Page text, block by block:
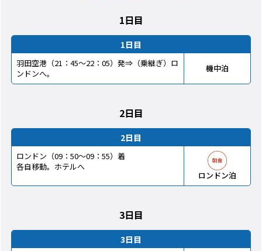
1日目
1日目
羽田空港（21：45～22：05）発⇒（乗継ぎ）ロ
ンドンへ。
機中泊
2日目
2日目
ロンドン（09：50～09：55）着
各自移動。ホテルへ
ロンドン泊
3日目
3日目